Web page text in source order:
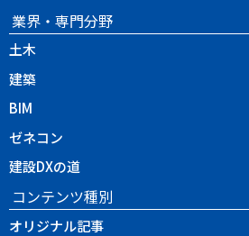
業界・専門分野
土木
建築
BIM
ゼネコン
建設DXの道
コンテンツ種別
オリジナル記事